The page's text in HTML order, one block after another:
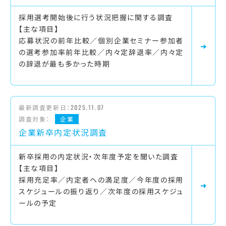
採用選考開始後に行う状況把握に関する調査
【主な項目】
応募状況の前年比較／個別企業セミナー参加者
の選考参加率前年比較／内々定辞退率／内々定
の辞退が最も多かった時期
最新調査更新日： 2025.11.07
調査対象：
企業
企業新卒内定状況調査
新卒採用の内定状況・次年度予定を聞いた調査
【主な項目】
採用充足率／内定者への満足度／今年度の採用
スケジュールの振り返り／次年度の採用スケジュ
ールの予定